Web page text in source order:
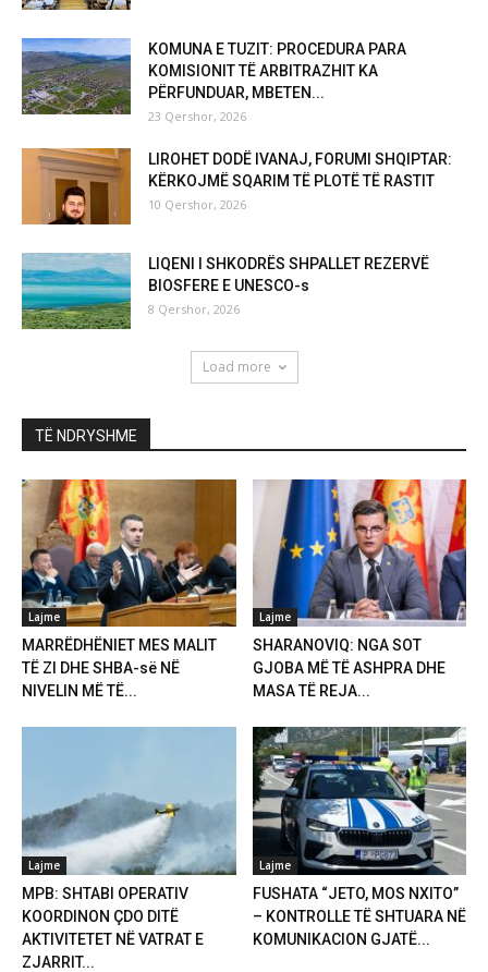
KOMUNA E TUZIT: PROCEDURA PARA
KOMISIONIT TË ARBITRAZHIT KA
PËRFUNDUAR, MBETEN...
23 Qershor, 2026
LIROHET DODË IVANAJ, FORUMI SHQIPTAR:
KËRKOJMË SQARIM TË PLOTË TË RASTIT
10 Qershor, 2026
LIQENI I SHKODRËS SHPALLET REZERVË
BIOSFERE E UNESCO-s
8 Qershor, 2026
Load more
TË NDRYSHME
Lajme
MARRËDHËNIET MES MALIT
TË ZI DHE SHBA-së NË
NIVELIN MË TË...
Lajme
SHARANOVIQ: NGA SOT
GJOBA MË TË ASHPRA DHE
MASA TË REJA...
Lajme
MPB: SHTABI OPERATIV
KOORDINON ÇDO DITË
AKTIVITETET NË VATRAT E
ZJARRIT...
Lajme
FUSHATA “JETO, MOS NXITO”
– KONTROLLE TË SHTUARA NË
KOMUNIKACION GJATË...